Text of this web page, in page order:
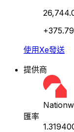
使用Xe發送
提供商
匯率